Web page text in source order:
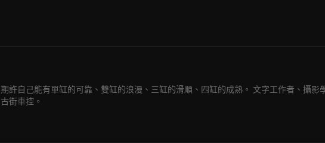
期許自己能有單缸的可靠、雙缸的浪漫、三缸的滑順、四缸的成熟。 文字工作者、攝影
古街車控。